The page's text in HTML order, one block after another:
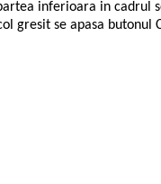
inferioara in cadrul
gresit se apasa